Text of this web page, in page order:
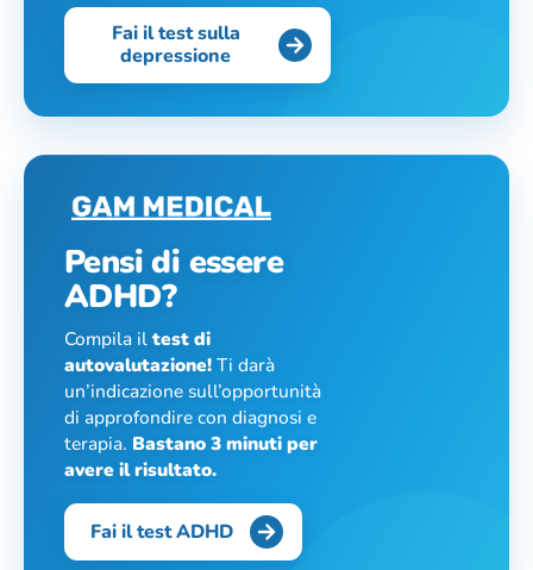
Fai il test sulla
depressione
Pensi di essere
ADHD?
Compila iltest di
autovalutazione!Ti darà
un’indicazione sull’opportunità
di approfondire con diagnosi e
terapia. Bastano 3 minuti per
avere il risultato.
Fai il test ADHD